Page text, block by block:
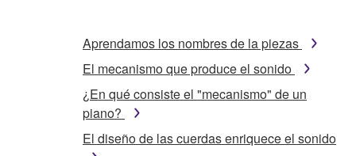
Aprendamos los nombres de la piezas
El mecanismo que produce el sonido
¿En qué consiste el "mecanismo" de un
piano?
El diseño de las cuerdas enriquece el sonido